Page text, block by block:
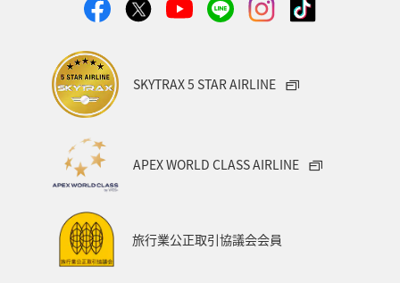
SKYTRAX 5 STAR AIRLINE
APEX WORLD CLASS AIRLINE
旅行業公正取引協議会会員